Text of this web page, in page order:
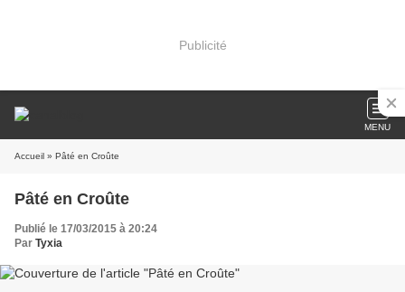
Publicité
MENU
Accueil » Pâté en Croûte
Pâté en Croûte
Publié le 17/03/2015 à 20:24
Par Tyxia